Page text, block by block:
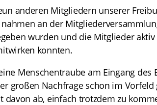
anderen Mitgliedern unserer
an der
wurden und die Mitglieder aktiv
konnten.
Menschentraube am Eingang des
großen Nachfrage schon im Vorfeld
davon ab, einfach trotzdem zu